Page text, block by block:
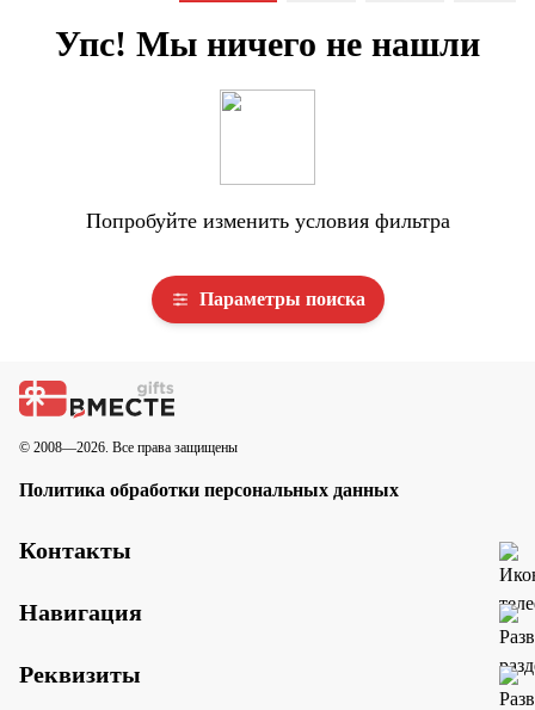
Упс! Мы ничего не нашли
Попробуйте изменить условия фильтра
Параметры поиска
© 2008—2026. Все права защищены
Политика обработки персональных данных
Контакты
Навигация
Реквизиты